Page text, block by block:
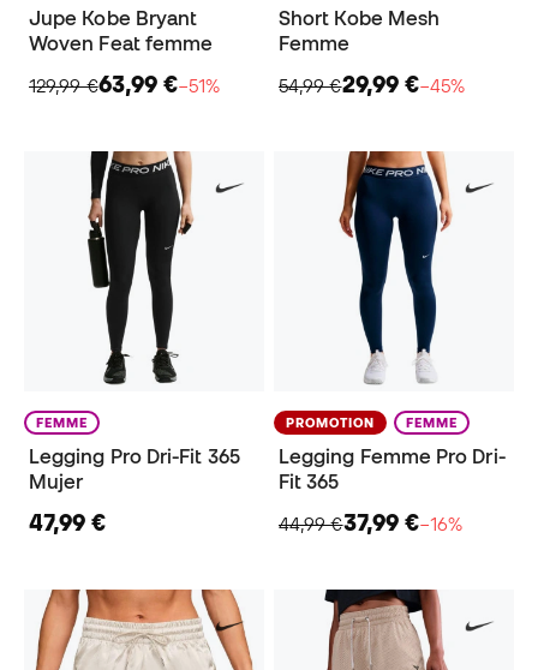
Jupe Kobe Bryant
Woven Feat femme
129,99 €63,99 €−51%
Short Kobe Mesh
Femme
54,99 €29,99 €−45%
FEMME
Legging Pro Dri-Fit 365
Mujer
47,99 €
PROMOTION FEMME
Legging Femme Pro Dri-
Fit 365
44,99 €37,99 €−16%